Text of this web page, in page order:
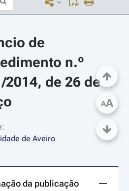
de
n.º
2014, de 26 de
de Aveiro
da publicação
AA